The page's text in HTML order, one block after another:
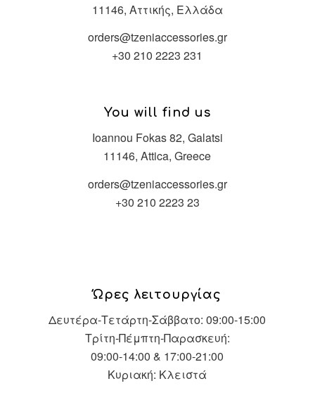
11146, Αττικής, Ελλάδα
orders@tzeniaccessories.gr
+30 210 2223 231
You will find us
Ioannou Fokas 82, Galatsi
11146, Attica, Greece
orders@tzeniaccessories.gr
+30 210 2223 23
Ώρες λειτουργίας
Δευτέρα-Τετάρτη-Σάββατο: 09:00-15:00
Τρίτη-Πέμπτη-Παρασκευή:
09:00-14:00 & 17:00-21:00
Κυριακή: Κλειστά